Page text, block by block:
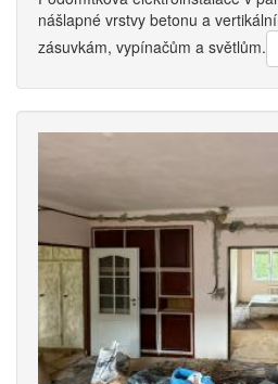
nášlapné vrstvy betonu a
zásuvkám, vypínačům a světlům.